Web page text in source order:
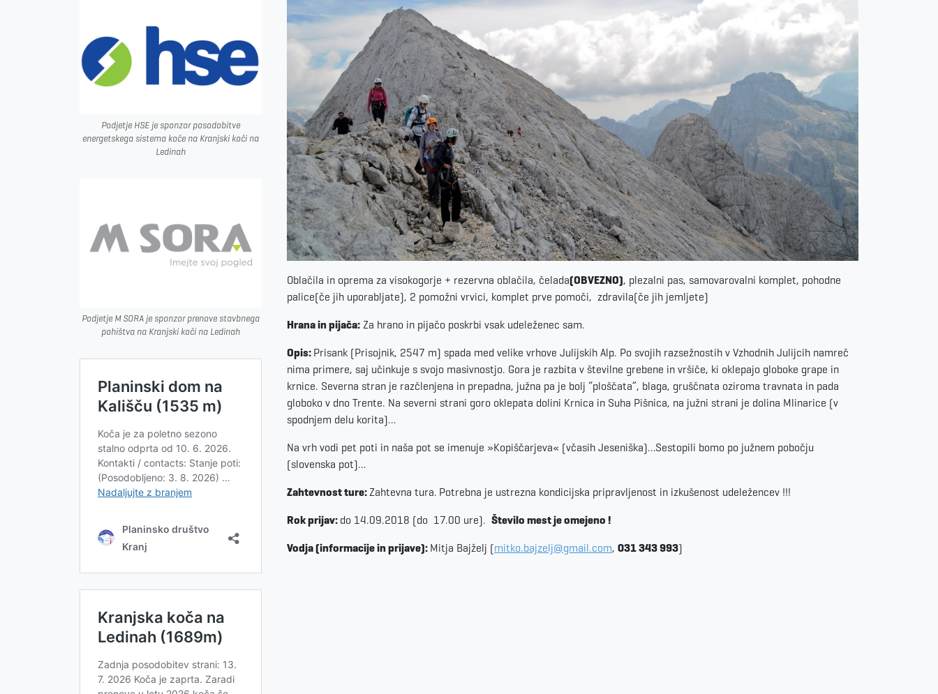
Oblačila in oprema za visokogorje + rezervna oblačila, čelada(OBVEZNO), plezalni pas, samovarovalni komplet, pohodne
palice(če jih uporabljate), 2 pomožni vrvici, komplet prve pomoči, zdravila(če jih jemljete)
Hrana in pijača: Za hrano in pijačo poskrbi vsak udeleženec sam.
Opis: Prisank (Prisojnik, 2547 m) spada med velike vrhove Julijskih Alp. Po svojih razsežnostih v Vzhodnih Julijcih namreč
nima primere, saj učinkuje s svojo masivnostjo. Gora je razbita v številne grebene in vršiče, ki oklepajo globoke grape in
krnice. Severna stran je razčlenjena in prepadna, južna pa je bolj “ploščata”, blaga, gruščnata oziroma travnata in pada
globoko v dno Trente. Na severni strani goro oklepata dolini Krnica in Suha Pišnica, na južni strani je dolina Mlinarice (v
spodnjem delu korita)…
Na vrh vodi pet poti in naša pot se imenuje »Kopiščarjeva« (včasih Jeseniška)…Sestopili bomo po južnem pobočju
(slovenska pot)…
Zahtevnost ture:Zahtevna tura. Potrebna je ustrezna kondicijska pripravljenost in izkušenost udeležencev !!!
Rok prijav: do 14.09.2018 (do 17.00 ure). Število mest je omejeno !
Vodja (informacije in prijave): Mitja Bajželj (mitko.bajzelj@gmail.com, 031 343 993)
Podjetje HSE je sponzor posodobitve
energetskega sistema koče na Kranjski koči na
Ledinah
Podjetje M SORA je sponzor prenove stavbnega
pohištva na Kranjski koči na Ledinah